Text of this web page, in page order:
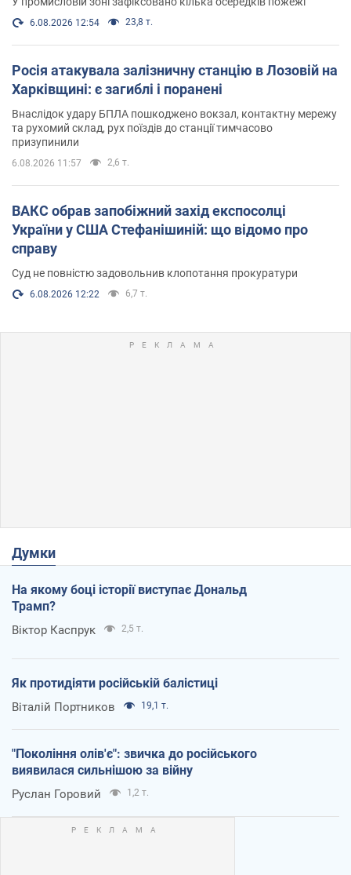
6.08.2026 12:54 23,8 т.
Росія атакувала залізничну станцію в Лозовій на
Харківщині: є загиблі і поранені
Внаслідок удару БПЛА пошкоджено вокзал, контактну мережу
та рухомий склад, рух поїздів до станції тимчасово
призупинили
6.08.2026 11:57 2,6 т.
ВАКС обрав запобіжний захід експосолці
України у США Стефанішиній: що відомо про
справу
Суд не повністю задовольнив клопотання прокуратури
6.08.2026 12:22 6,7 т.
Думки
На якому боці історії виступає Дональд
Трамп?
Віктор Каспрук 2,5 т.
Як протидіяти російській балістиці
Віталій Портников 19,1 т.
"Покоління олів'є": звичка до російського
виявилася сильнішою за війну
Руслан Горовий 1,2 т.